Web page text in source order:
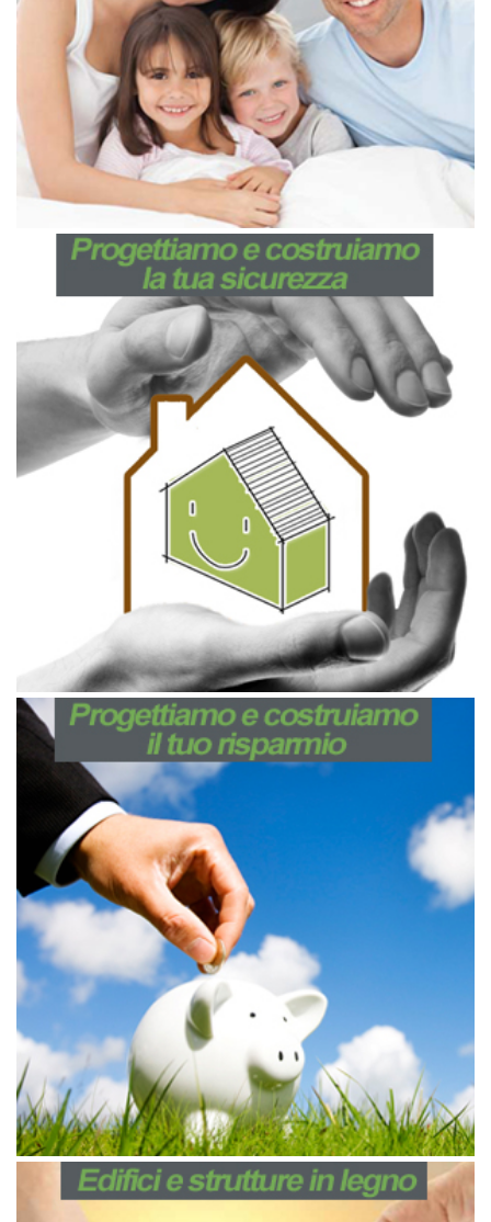
comfort
Aprile 30, 2019
Progettiamo e costruiamo la tua
sicurezza
Febbraio 17, 2017
Progettiamo e costruiamo il tuo
risparmio energetico